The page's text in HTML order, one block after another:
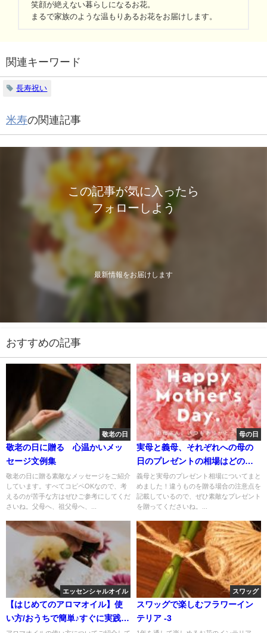
笑顔が絶えない暮らしになるお花。
まるで家族のような温もりあるお花をお届けします。
関連キーワード
長寿祝い
米寿の関連記事
この記事が気に入ったら
フォローしよう
最新情報をお届けします
おすすめの記事
敬老の日
敬老の日に贈る 心温かいメッ
セージ文例集
敬老の日に贈る素敵なメッセージをご紹介
しています。すべてコピペOKなので、考
えるのが苦手な方はぜひご参考にしてくだ
さいね。父母へ、祖父母へ、...
母の日
実母と義母、それぞれへの母の
日のプレゼントの相場はどのく
らい？
義母と実母のプレゼント相場についてまと
めました！違うものを贈る場合の注意点を
記載しているので、ぜひ素敵なプレゼント
を贈ってくださいね。...
エッセンシャルオイル
【はじめてのアロマオイル】使
い方/おうちで簡単♪すぐに実践で
スワッグ
スワッグで楽しむフラワーイン
テリア -3